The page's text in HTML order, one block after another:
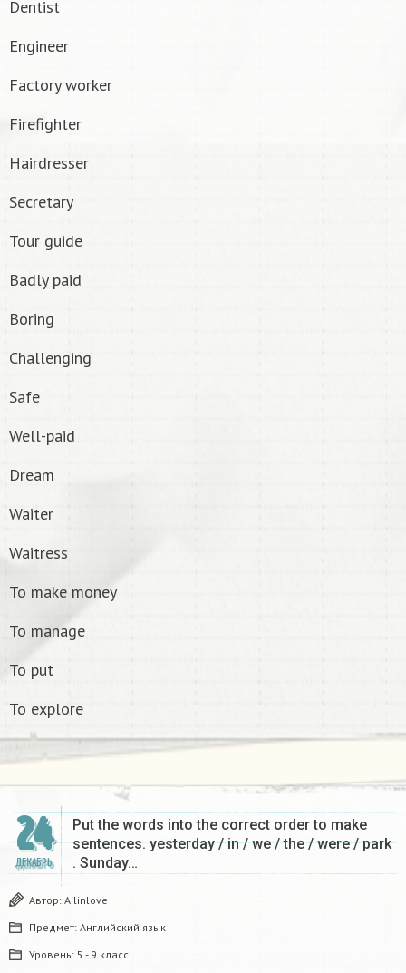
Dentist
Engineer
Factory worker
Firefighter
Hairdresser
Secretary
Tour guide
Badly paid
Boring
Challenging
Safe
Well-paid
Dream
Waiter
Waitress
To make money
To manage
To put
To explore
24
ДЕКАБРЬ
Put the words into the correct order to make
sentences. yesterday / in / we / the / were / park
. Sunday…
Автор: Ailinlove
Предмет: Английский язык
Уровень: 5 - 9 класс